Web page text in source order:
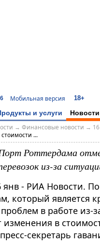
Мобильная версия 18+
и услуги Новости
→ Финансовые новости →
...
Роттердама
из-за
янв - РИА Новости.
который является
в работе из-
изменения в
секретарь